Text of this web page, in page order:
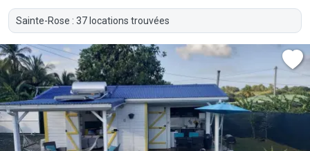
Sainte-Rose : 37 locations trouvées